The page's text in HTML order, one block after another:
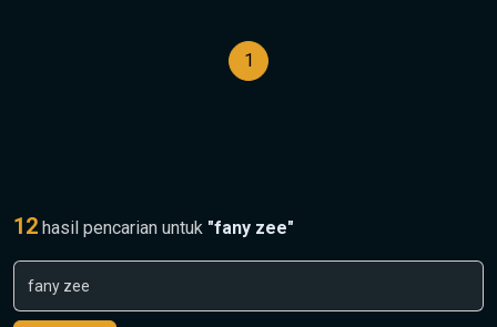
1
12 hasil pencarian untuk "fany zee"